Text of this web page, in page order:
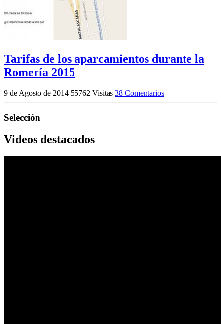
Tarifas de los aparcamientos durante la
Romería 2015
9 de Agosto de 2014 55762 Visitas 38 Comentarios
Selección
Videos destacados